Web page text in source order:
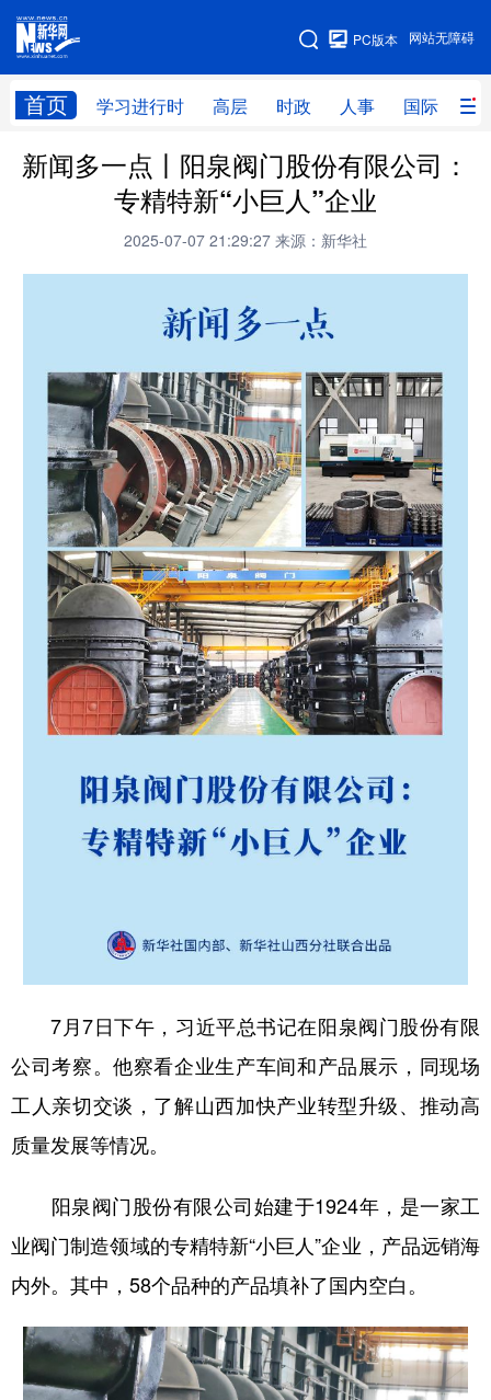
网站无障碍
PC版本
首页 学习进行时 高层 时政 人事 国际 财
网站地图
学习进行时 高层 时政 人事
财经 网评
视频 图片 政务
法律 中央文件 金融 汽车
食品 人居 信息化 数字经济
学术中国 乡村振兴 银龄 溯源中国
城市 旅游 能源 会展
彩票 娱乐 时尚 悦读
公益 一带一路 亚太网 上市公司
文化产业
地方频道
天津 河北 山西
安徽 福建
山东 河南 湖北 湖南
广东 广西 海南 重庆
四川 贵州 云南 西藏
多语种频道
English Español Français عربى
Русский язык 日本語 한국어
Deutsch Português
新闻多一点丨阳泉阀门股份有限公司：
专精特新“小巨人”企业
2025-07-07 21:29:27 来源：新华社
7月7日下午，习近平总书记在阳泉阀门股份有限
公司考察。他察看企业生产车间和产品展示，同现场
工人亲切交谈，了解山西加快产业转型升级、推动高
质量发展等情况。
阳泉阀门股份有限公司始建于1924年，是一家工
业阀门制造领域的专精特新“小巨人”企业，产品远销海
内外。其中，58个品种的产品填补了国内空白。